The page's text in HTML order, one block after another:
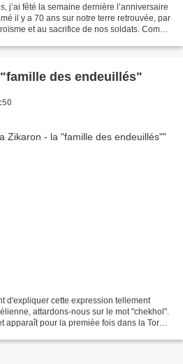
j’ai fêté la semaine dernière l’anniversaire
il y a 70 ans sur notre terre retrouvée, par
et au sacrifice de nos soldats. Comme
des endeuillés"
d'expliquer cette expression tellement
attardons-nous sur le mot "chekhol".
apparaît pour la premièe fois dans la Torah,